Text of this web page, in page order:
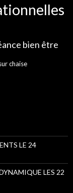
bien être
chaise
LE 24
LES 22